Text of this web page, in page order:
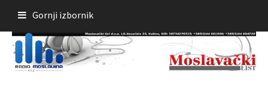
sadržaja
Gornji izbornik